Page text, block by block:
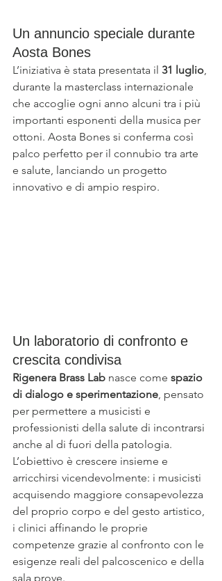
Un annuncio speciale durante
Aosta Bones
L’iniziativa è stata presentata il 31 luglio
durante la masterclass internazionale
che accoglie ogni anno alcuni tra i più
importanti esponenti della musica per
ottoni. Aosta Bones si conferma così
palco perfetto per il connubio tra arte
e salute, lanciando un progetto
innovativo e di ampio respiro.
Un laboratorio di confronto e
crescita condivisa
Rigenera Brass Lab nasce come spazio
di dialogo e sperimentazione, pensato
per permettere a musicisti e
professionisti della salute di incontrarsi
anche al di fuori della patologia.
L’obiettivo è crescere insieme e
arricchirsi vicendevolmente: i musicisti
acquisendo maggiore consapevolezza
del proprio corpo e del gesto artistico,
i clinici affinando le proprie
competenze grazie al confronto con le
esigenze reali del palcoscenico e della
sala prove.